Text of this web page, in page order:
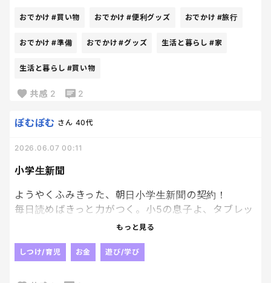
便利グッズや予備のアイテムが増えて、お財布だけは
どんどん軽くなる😇
でも実際に使うかというと、意外と使わない。
家に帰ってきてから
「あれ、一度も使わなかったな」
となることもよくある。😂
それなのに次のお出かけになると、また同じことを
おでかけ #買い物 おでかけ #便利グッズ おでかけ #旅行
おでかけ #準備 おでかけ #グッズ 生活と暮らし #家
生活と暮らし #買い物
共感 2 2
小学生新聞
ぽむぽむ さん 40代
2026.06.07 00:11
ようやくふみきった、朝日小学生新聞の契約！
毎日読めばきっと力がつく。小5の息子よ、タブレッ
トや漫画をやめて読んでくれるかな…。
もっと見る
しつけ/育児 お金 遊び/学び